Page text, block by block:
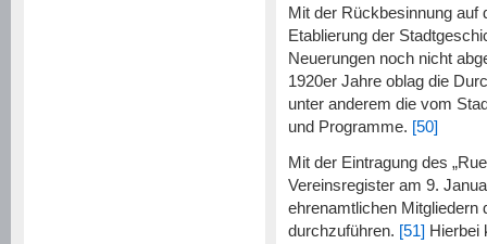
Mit der Rückbesinnung auf
Etablierung der
Neuerungen noch nicht
1920er Jahre oblag die
unter anderem die vom
und Programme. [50]
Mit der Eintragung des
Vereinsregister am 9.
ehrenamtlichen Mitgliedern
durchzuführen. [51] Hierbei